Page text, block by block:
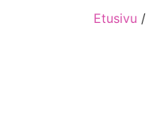
Etusivu /